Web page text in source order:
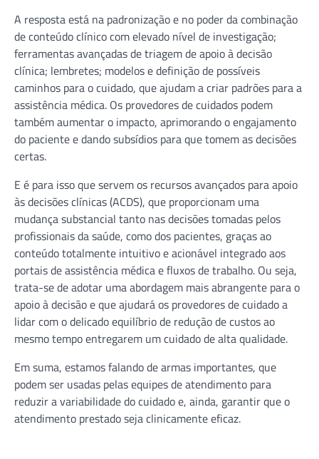
A resposta está na padronização e no poder da combinação
de conteúdo clínico com elevado nível de investigação;
ferramentas avançadas de triagem de apoio à decisão
clínica; lembretes; modelos e definição de possíveis
caminhos para o cuidado, que ajudam a criar padrões para a
assistência médica. Os provedores de cuidados podem
também aumentar o impacto, aprimorando o engajamento
do paciente e dando subsídios para que tomem as decisões
certas.
E é para isso que servem os recursos avançados para apoio
às decisões clínicas (ACDS), que proporcionam uma
mudança substancial tanto nas decisões tomadas pelos
profissionais da saúde, como dos pacientes, graças ao
conteúdo totalmente intuitivo e acionável integrado aos
portais de assistência médica e fluxos de trabalho. Ou seja,
trata-se de adotar uma abordagem mais abrangente para o
apoio à decisão e que ajudará os provedores de cuidado a
lidar com o delicado equilíbrio de redução de custos ao
mesmo tempo entregarem um cuidado de alta qualidade.
Em suma, estamos falando de armas importantes, que
podem ser usadas pelas equipes de atendimento para
reduzir a variabilidade do cuidado e, ainda, garantir que o
atendimento prestado seja clinicamente eficaz.